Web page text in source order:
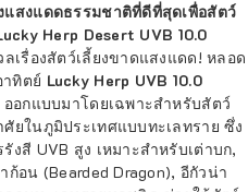
แสงแดดธรรมชาติที่ดีที่สุดเพื่อสัตว์
Herp Desert UVB 10.0
เรื่องสัตว์เลี้ยงขาดแสงแดด! หลอด
ทิตย์ Lucky Herp UVB 10.0
ออกแบบมาโดยเฉพาะสำหรับสัตว์
ยในภูมิประเทศแบบทะเลทราย ซึ่ง
งสี UVB สูง เหมาะสำหรับเต่าบก,
ก้อน (Bearded Dragon), อีกัวน่า